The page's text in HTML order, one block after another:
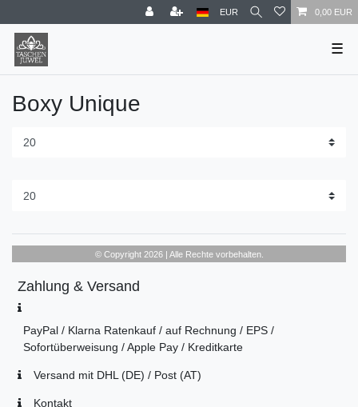
EUR 0,00 EUR
☰
Boxy Unique
© Copyright 2026 | Alle Rechte vorbehalten.
Zahlung & Versand
PayPal / Klarna Ratenkauf / auf Rechnung / EPS /
Sofortüberweisung / Apple Pay / Kreditkarte
Versand mit DHL (DE) / Post (AT)
Kontakt